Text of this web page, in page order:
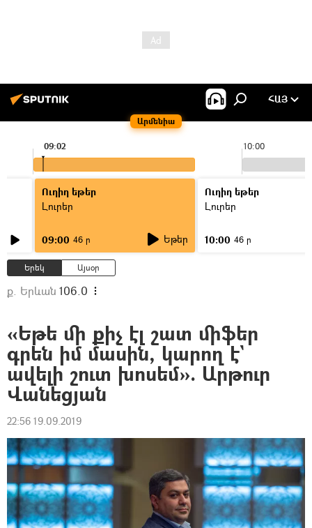
Արմենիա
ՀԱՅ
10:00
09:02
Ուղիղ եթեր
Լուրեր
09:00 46 ր Եթեր
Ուղիղ եթեր
Լուրեր
10:00 46 ր
Երեկ Այսօր
ք. Երևան 106.0
«Եթե մի քիչ էլ շատ միֆեր
գրեն իմ մասին, կարող է`
ավելի շուտ խոսեմ». Արթուր
Վանեցյան
22:56 19.09.2019